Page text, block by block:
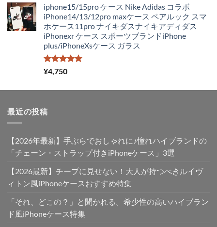
価
格
は
¥4,250
で
し
の
価
格
は
¥2,980
iphone15/15pro ケース Nike Adidas コラボ
iPhone14/13/12pro maxケース ペアルック スマ
ホケース11pro ナイキダスナイキアディダス
iPhonexr ケース スポーツブランドiPhone
plus/iPhoneXsケース ガラス
5段階中
5.00
¥4,750
最近の投稿
【2026年最新】手ぶらでおしゃれに♪憧れハイブランドの
「チェーン・ストラップ付きiPhoneケース」3選
【2026最新】チープに見せない！大人が持つべきルイヴ
ィトン風iPhoneケースおすすめ特集
「それ、どこの？」と聞かれる。希少性の高いハイブラン
ド風iPhoneケース特集